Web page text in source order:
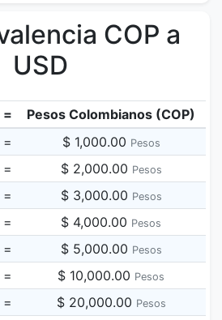
COP a
USD
=
Pesos Colombianos (COP)
= $ 1,000.00 Pesos
= $ 2,000.00 Pesos
= $ 3,000.00 Pesos
= $ 4,000.00 Pesos
= $ 5,000.00 Pesos
= $ 10,000.00 Pesos
= $ 20,000.00 Pesos